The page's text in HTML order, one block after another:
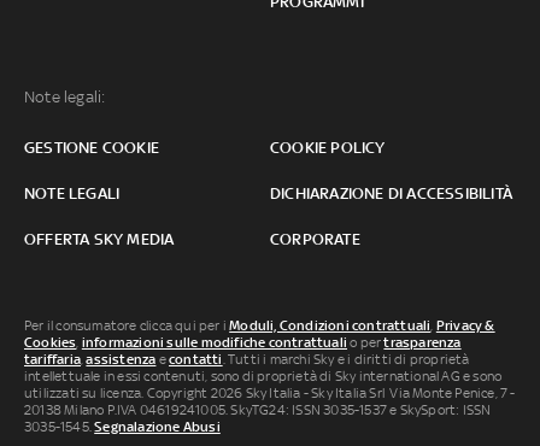
Note legali:
GESTIONE COOKIE COOKIE POLICY
NOTE LEGALI DICHIARAZIONE DI ACCESSIBILITÀ
OFFERTA SKY MEDIA CORPORATE
Per il consumatore clicca qui per iModuli, Condizioni contrattuali, Privacy &
Cookies, informazioni sulle modifiche contrattuali o pertrasparenza
tariffaria,assistenza econtatti. Tutti i marchi Sky e i diritti di proprietà
intellettuale in essi contenuti, sono di proprietà di Sky international AG e sono
utilizzati su licenza. Copyright 2026 Sky Italia - Sky Italia Srl Via Monte Penice, 7 -
20138 Milano P.IVA 04619241005. SkyTG24: ISSN 3035-1537 e SkySport: ISSN
3035-1545.Segnalazione Abusi